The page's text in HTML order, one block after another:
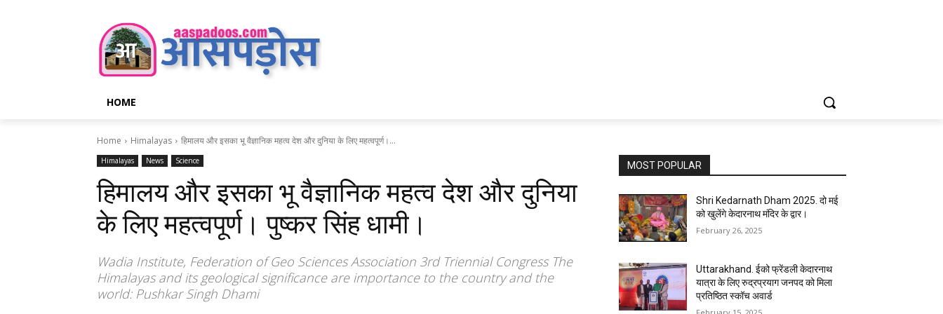
HOME
Home Himalayas हिमालय और इसका भू वैज्ञानिक महत्व देश और दुनिया के लिए महत्वपूर्ण।...
Himalayas News Science
हिमालय और इसका भू वैज्ञानिक महत्व देश और दुनिया
के लिए महत्वपूर्ण। पुष्कर सिंह धामी।
Wadia Institute, Federation of Geo Sciences Association 3rd Triennial Congress The
Himalayas and its geological significance are importance to the country and the
world: Pushkar Singh Dhami
MOST POPULAR
Shri Kedarnath Dham 2025. दो मई
को खुलेंगे केदारनाथ मंदिर के द्वार।
February 26, 2025
Uttarakhand. ईको फ्रेंडली केदारनाथ
यात्रा के लिए रुद्रप्रयाग जनपद को मिला
प्रतिष्ठित स्कॉच अवार्ड